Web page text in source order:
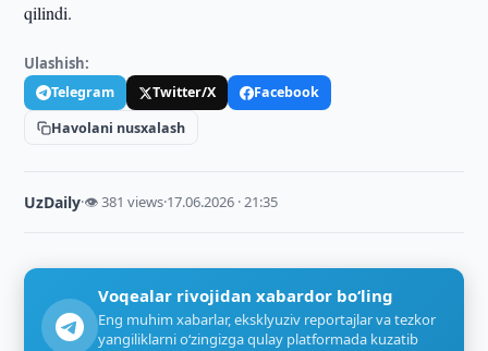
qilindi.
Ulashish:
Telegram Twitter/X
Facebook
Havolani nusxalash
UzDaily·👁 381 views·17.06.2026 · 21:35
Voqealar rivojidan xabardor bo‘ling
Eng muhim xabarlar, eksklyuziv reportajlar va tezkor
yangiliklarni o‘zingizga qulay platformada kuzatib